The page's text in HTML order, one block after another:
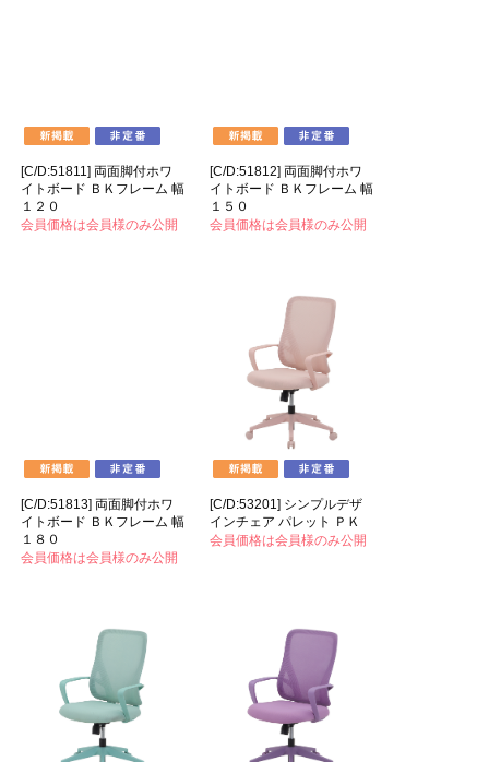
[C/D:51811] 両面脚付ホワ
イトボード ＢＫフレーム 幅
１２０
会員価格は会員様のみ公開
[C/D:51812] 両面脚付ホワ
イトボード ＢＫフレーム 幅
１５０
会員価格は会員様のみ公開
[C/D:51813] 両面脚付ホワ
イトボード ＢＫフレーム 幅
１８０
会員価格は会員様のみ公開
[C/D:53201] シンプルデザ
インチェア パレット ＰＫ
会員価格は会員様のみ公開